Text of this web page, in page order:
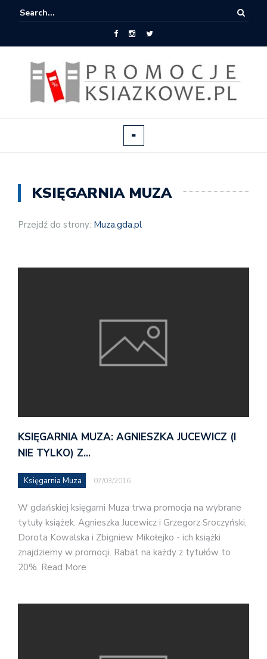
KSIĘGARNIA MUZA
Przejdź do strony: Muza.gda.pl
KSIĘGARNIA MUZA: AGNIESZKA JUCEWICZ (I
NIE TYLKO) Z…
Księgarnia Muza 07/03/2016
W gdańskiej księgarni Muza trwa promocja na wybrane
tytuły książek. Agnieszka Jucewicz i Grzegorz Sroczyński,
Dorota Kowalska i Zbigniew Mikołejko - ich książki
znajdziemy w promocji. Rabat na każdy z tytułów to
20%. Read More